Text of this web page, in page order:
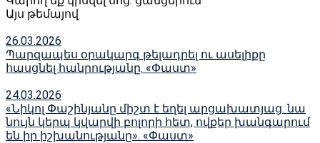
Այս թեմայով
26.03.2026
Պարզապես օրակարգ թելադրել ու ասելիքը
հասցնել հանրությանը. «Փաստ»
24.03.2026
«Նիկոլ Փաշինյանը միշտ է եղել արցախատյաց. նա
նույն կերպ կվարվի բոլորի հետ, ովքեր խանգարում
են իր իշխանությանը». «Փաստ»